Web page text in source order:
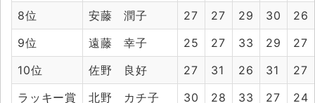
8位
安藤 潤子 27 27 29 30
26
9位
遠藤 幸子 25 27 33 29
27
10位
佐野 良好 27 31 26 31
27
ラッキー賞
北野 カチ子 30 28 33 27 24